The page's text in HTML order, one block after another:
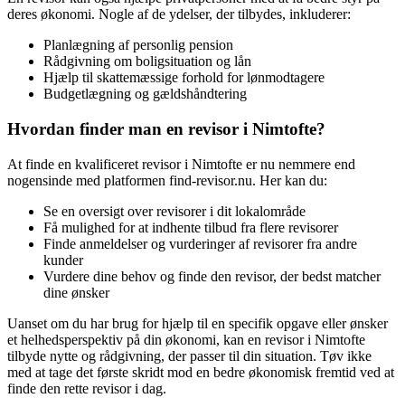
deres økonomi. Nogle af de ydelser, der tilbydes, inkluderer:
Planlægning af personlig pension
Rådgivning om boligsituation og lån
Hjælp til skattemæssige forhold for lønmodtagere
Budgetlægning og gældshåndtering
Hvordan finder man en revisor i Nimtofte?
At finde en kvalificeret revisor i Nimtofte er nu nemmere end
nogensinde med platformen find-revisor.nu. Her kan du:
Se en oversigt over revisorer i dit lokalområde
Få mulighed for at indhente tilbud fra flere revisorer
Finde anmeldelser og vurderinger af revisorer fra andre
kunder
Vurdere dine behov og finde den revisor, der bedst matcher
dine ønsker
Uanset om du har brug for hjælp til en specifik opgave eller ønsker
et helhedsperspektiv på din økonomi, kan en revisor i Nimtofte
tilbyde nytte og rådgivning, der passer til din situation. Tøv ikke
med at tage det første skridt mod en bedre økonomisk fremtid ved at
finde den rette revisor i dag.